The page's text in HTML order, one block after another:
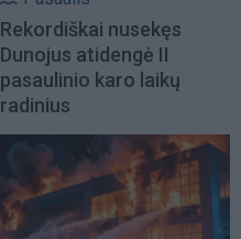
Rekordiškai nusekęs
Dunojus atidengė II
pasaulinio karo laikų
radinius